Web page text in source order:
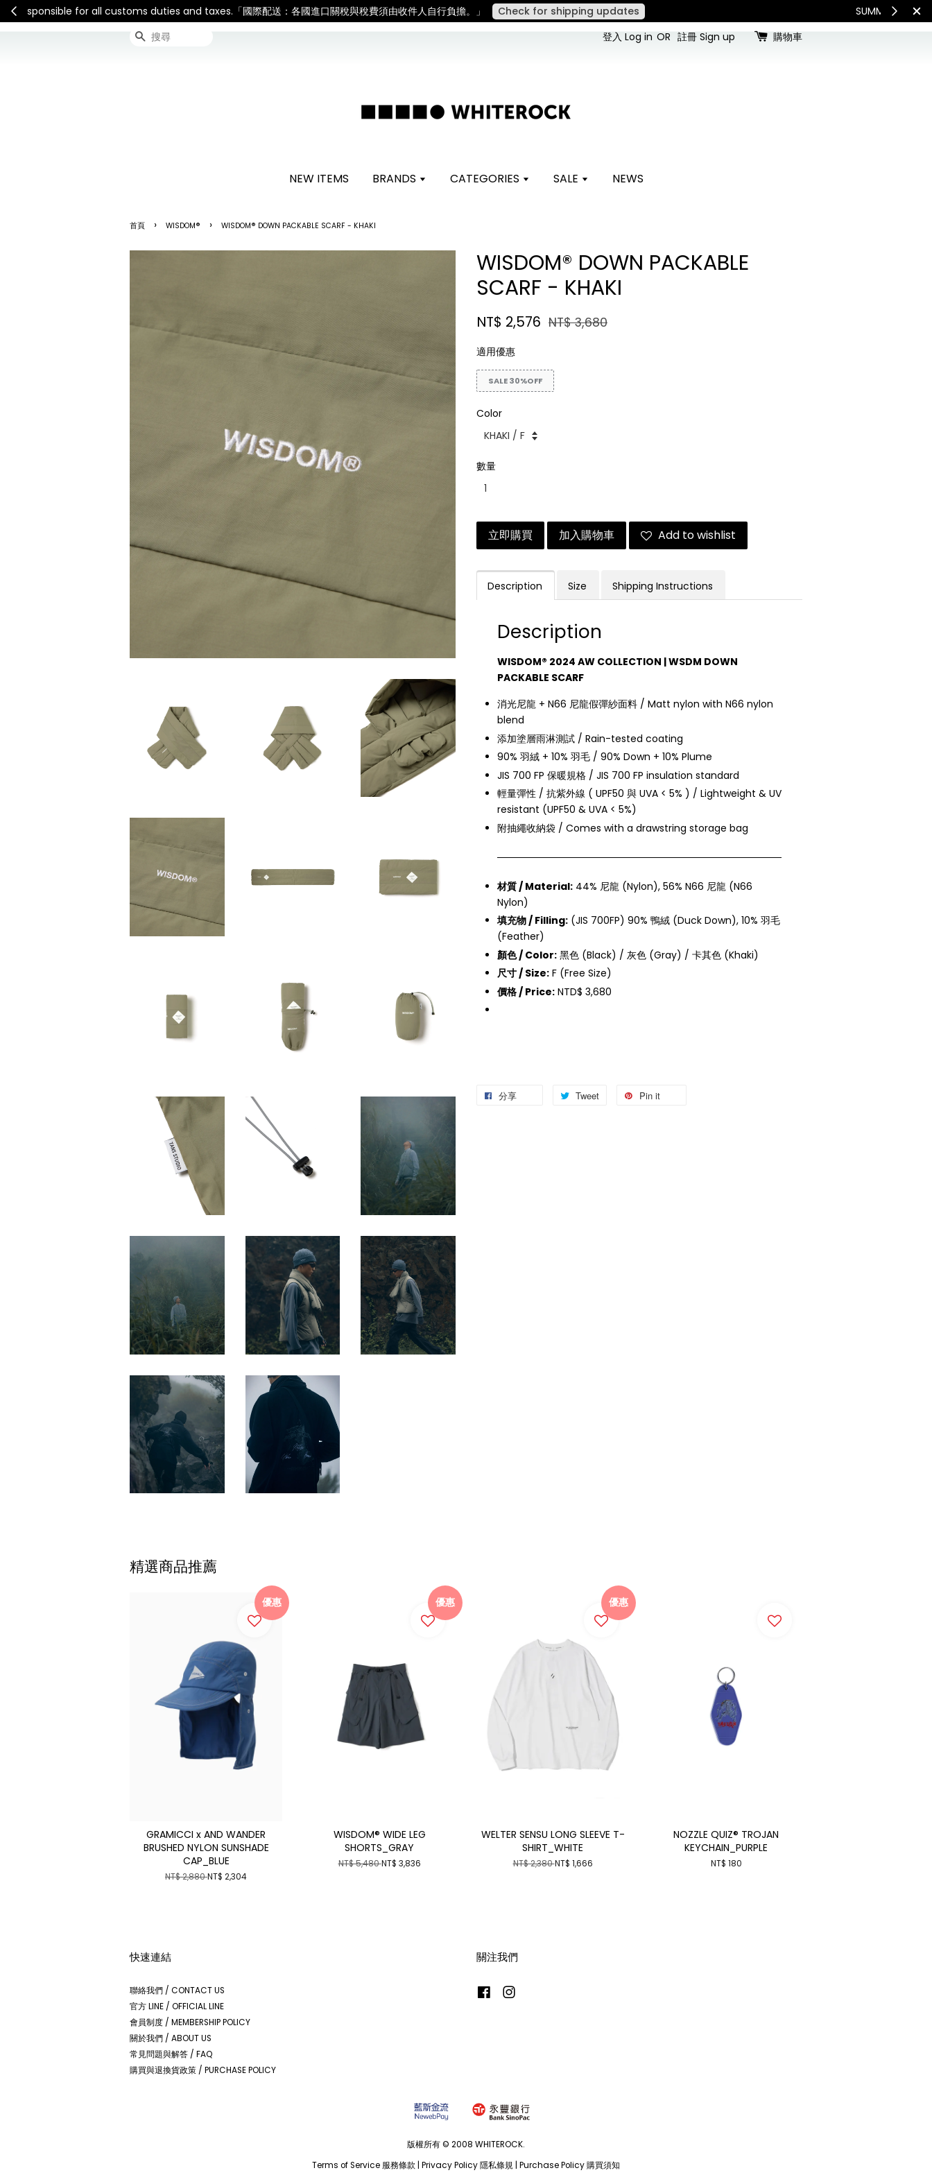
連假期間宅配服務將暫停配送。 如遇假日、天災或其他不可抗力因素，出貨安排可能調整，敬請見諒 查看國內宅配最新公告
搜尋 登入 Log in OR 註冊 Sign up 購物車
NEW ITEMS BRANDS CATEGORIES SALE NEWS
首頁 › WISDOM® › WISDOM® DOWN PACKABLE SCARF - KHAKI
WISDOM® DOWN PACKABLE
SCARF - KHAKI
NT$ 2,576 NT$ 3,680
適用優惠
SALE 30%OFF
Color
數量
立即購買 加入購物車 Add to wishlist
Description Size Shipping Instructions
Description
WISDOM® 2024 AW COLLECTION | WSDM DOWN
PACKABLE SCARF
消光尼龍 + N66 尼龍假彈紗面料 / Matt nylon with N66 nylon
blend
添加塗層雨淋測試 / Rain-tested coating
90% 羽絨 + 10% 羽毛 / 90% Down + 10% Plume
JIS 700 FP 保暖規格 / JIS 700 FP insulation standard
輕量彈性 / 抗紫外線 ( UPF50 與 UVA < 5% ) / Lightweight & UV
resistant (UPF50 & UVA < 5%)
附抽繩收納袋 / Comes with a drawstring storage bag
材質 / Material: 44% 尼龍 (Nylon), 56% N66 尼龍 (N66
Nylon)
填充物 / Filling: (JIS 700FP) 90% 鴨絨 (Duck Down), 10% 羽毛
(Feather)
顏色 / Color: 黑色 (Black) / 灰色 (Gray) / 卡其色 (Khaki)
尺寸 / Size: F (Free Size)
價格 / Price: NTD$ 3,680
分享 Tweet Pin it
精選商品推薦
優惠
GRAMICCI x AND WANDER
BRUSHED NYLON SUNSHADE
CAP_BLUE
NT$ 2,880NT$ 2,304
優惠
WISDOM® WIDE LEG
SHORTS_GRAY
NT$ 5,480NT$ 3,836
優惠
WELTER SENSU LONG SLEEVE T-
SHIRT_WHITE
NT$ 2,380NT$ 1,666
NOZZLE QUIZ® TROJAN
KEYCHAIN_PURPLE
NT$ 180
快速連結
聯絡我們 / CONTACT US
官方 LINE / OFFICIAL LINE
會員制度 / MEMBERSHIP POLICY
關於我們 / ABOUT US
常見問題與解答 / FAQ
購買與退換貨政策 / PURCHASE POLICY
關注我們
Facebook
版權所有 © 2008 WHITEROCK.
Terms of Service 服務條款
Privacy Policy 隱私條規 Purchase Policy 購買須知